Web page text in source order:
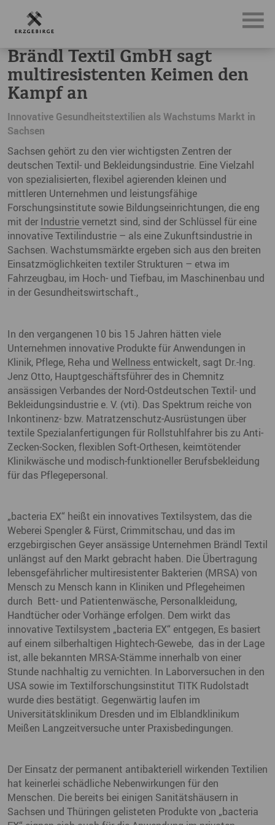
News, Neuigkeiten & Nachrichten aus dem Erzgebirge
Brändl Textil GmbH sagt
multiresistenten Keimen den
Kampf an
Innovative Gesundheitstextilien als Wachstums Markt in
Sachsen
Sachsen gehört zu den vier wichtigsten Zentren der
deutschen Textil- und Bekleidungsindustrie. Eine Vielzahl
von spezialisierten, flexibel agierenden kleinen und
mittleren Unternehmen und leistungsfähige
Forschungsinstitute sowie Bildungseinrichtungen, die eng
mit der Industrievernetzt sind, sind der Schlüssel für eine
innovative Textilindustrie – als eine Zukunftsindustrie in
Sachsen. Wachstumsmärkte ergeben sich aus den breiten
Einsatzmöglichkeiten textiler Strukturen – etwa im
Fahrzeugbau, im Hoch- und Tiefbau, im Maschinenbau und
in der Gesundheitswirtschaft.,
In den vergangenen 10 bis 15 Jahren hätten viele
Unternehmen innovative Produkte für Anwendungen in
Klinik, Pflege, Reha und Wellness entwickelt, sagt Dr.-Ing.
Jenz Otto, Hauptgeschäftsführer des in Chemnitz
ansässigen Verbandes der Nord-Ostdeutschen Textil- und
Bekleidungsindustrie e. V. (vti). Das Spektrum reiche von
Inkontinenz- bzw. Matratzenschutz-Ausrüstungen über
textile Spezialanfertigungen für Rollstuhlfahrer bis zu Anti-
Zecken-Socken, flexiblen Soft-Orthesen, keimtötender
Klinikwäsche und modisch-funktioneller Berufsbekleidung
für das Pflegepersonal.
„bacteria EX“ heißt ein innovatives Textilsystem, das die
Weberei Spengler & Fürst, Crimmitschau, und das im
erzgebirgischen Geyer ansässige Unternehmen Brändl Textil
unlängst auf den Markt gebracht haben. Die Übertragung
lebensgefährlicher multiresistenter Bakterien (MRSA) von
Mensch zu Mensch kann in Kliniken und Pflegeheimen
durch Bett- und Patientenwäsche, Personalkleidung,
Handtücher oder Vorhänge erfolgen. Dem wirkt das
innovative Textilsystem „bacteria EX“ entgegen, Es basiert
auf einem silberhaltigen Hightech-Gewebe, das in der Lage
ist, alle bekannten MRSA-Stämme innerhalb von einer
Stunde nachhaltig zu vernichten. In Laborversuchen in den
USA sowie im Textilforschungsinstitut TITK Rudolstadt
wurde dies bestätigt. Gegenwärtig laufen im
Universitätsklinikum Dresden und im Elblandklinikum
Meißen Langzeitversuche unter Praxisbedingungen.
Der Einsatz der permanent antibakteriell wirkenden Textilien
hat keinerlei schädliche Nebenwirkungen für den
Menschen. Die bereits bei einigen Sanitätshäusern in
Sachsen und Thüringen gelisteten Produkte von „bacteria